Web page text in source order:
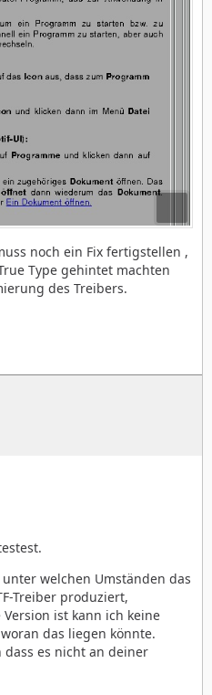
noch ein Fix fertigstellen ,
Type gehintet machten
des Treibers.
welchen Umständen das
Treiber produziert,
ist kann ich keine
das liegen könnte.
es nicht an deiner